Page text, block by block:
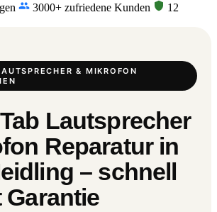
3000+ zufriedene Kunden
12
& MIKROFON
Lautsprecher
Reparatur in
– schnell